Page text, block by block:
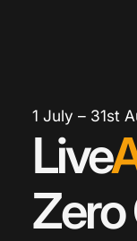
1 July – 31st
Live